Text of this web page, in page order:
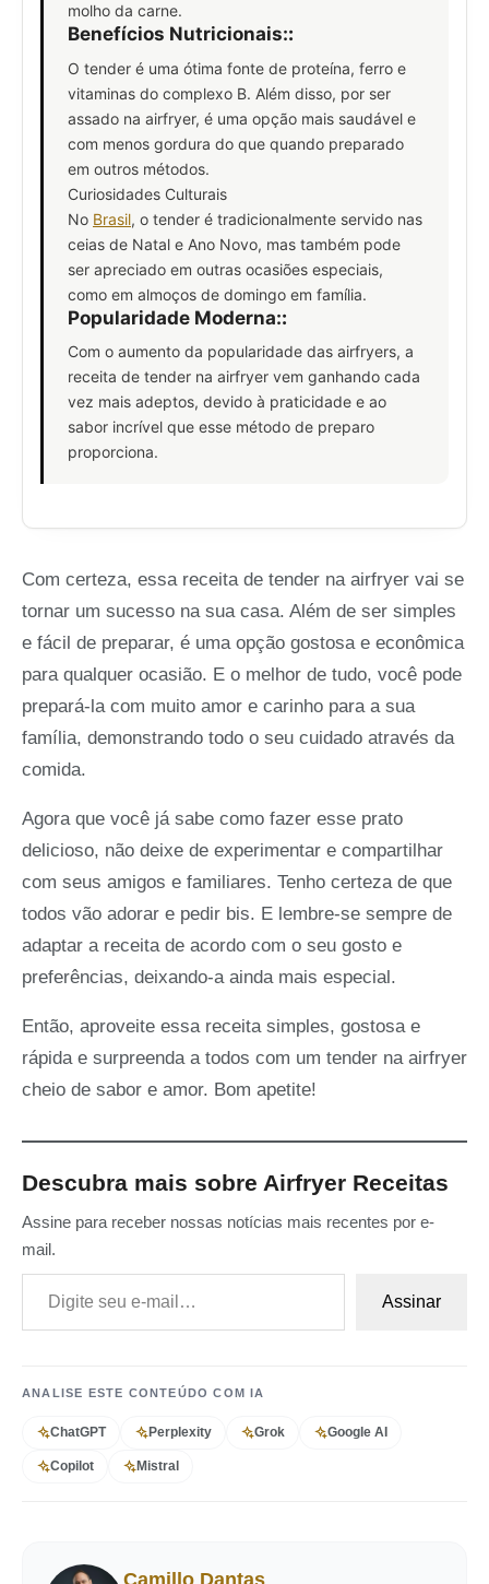
molho da carne.
Benefícios Nutricionais::
O tender é uma ótima fonte de proteína, ferro e
vitaminas do complexo B. Além disso, por ser
assado na airfryer, é uma opção mais saudável e
com menos gordura do que quando preparado
em outros métodos.
Curiosidades Culturais
No Brasil, o tender é tradicionalmente servido nas
ceias de Natal e Ano Novo, mas também pode
ser apreciado em outras ocasiões especiais,
como em almoços de domingo em família.
Popularidade Moderna::
Com o aumento da popularidade das airfryers, a
receita de tender na airfryer vem ganhando cada
vez mais adeptos, devido à praticidade e ao
sabor incrível que esse método de preparo
proporciona.
Com certeza, essa receita de tender na airfryer vai se
tornar um sucesso na sua casa. Além de ser simples
e fácil de preparar, é uma opção gostosa e econômica
para qualquer ocasião. E o melhor de tudo, você pode
prepará-la com muito amor e carinho para a sua
família, demonstrando todo o seu cuidado através da
comida.
Agora que você já sabe como fazer esse prato
delicioso, não deixe de experimentar e compartilhar
com seus amigos e familiares. Tenho certeza de que
todos vão adorar e pedir bis. E lembre-se sempre de
adaptar a receita de acordo com o seu gosto e
preferências, deixando-a ainda mais especial.
Então, aproveite essa receita simples, gostosa e
rápida e surpreenda a todos com um tender na airfryer
cheio de sabor e amor. Bom apetite!
Descubra mais sobre Airfryer Receitas
Assine para receber nossas notícias mais recentes por e-
mail.
Digite seu e-mail…
Assinar
ANALISE ESTE CONTEÚDO COM IA
ChatGPT Perplexity Grok Google AI
Copilot Mistral